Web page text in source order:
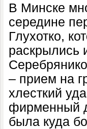
В Минске
середине
Глухотко,
раскрылись
– прием на
хлесткий
фирменный
была куда